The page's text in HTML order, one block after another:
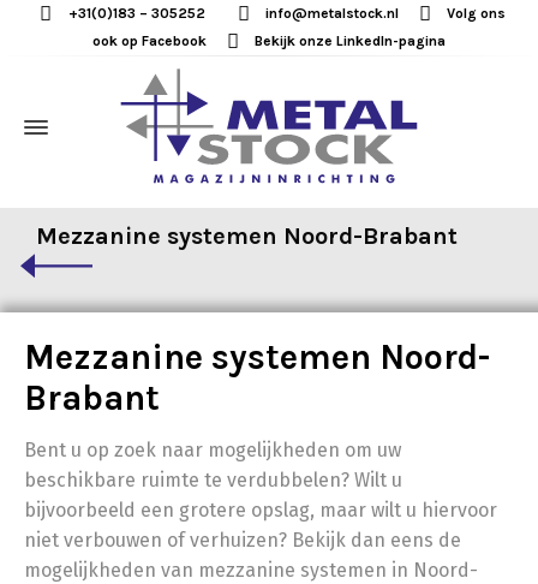
+31(0)183 – 305252 info@metalstock.nl
Volg ons
ook op Facebook
Bekijk onze LinkedIn-pagina
Mezzanine systemen Noord-Brabant
Mezzanine systemen Noord-
Brabant
Bent u op zoek naar mogelijkheden om uw
beschikbare ruimte te verdubbelen? Wilt u
bijvoorbeeld een grotere opslag, maar wilt u hiervoor
niet verbouwen of verhuizen? Bekijk dan eens de
mogelijkheden van mezzanine systemen in Noord-